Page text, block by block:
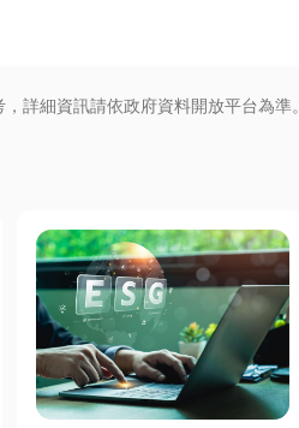
詳細資訊請依政府資料開放平台為準。